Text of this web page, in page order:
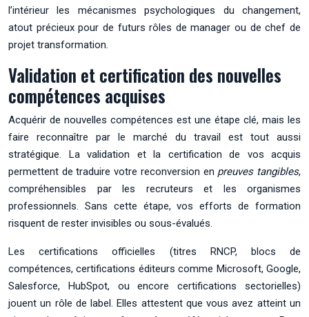
l’intérieur les mécanismes psychologiques du changement,
atout précieux pour de futurs rôles de manager ou de chef de
projet transformation.
Validation et certification des nouvelles
compétences acquises
Acquérir de nouvelles compétences est une étape clé, mais les
faire reconnaître par le marché du travail est tout aussi
stratégique. La validation et la certification de vos acquis
permettent de traduire votre reconversion en preuves tangibles,
compréhensibles par les recruteurs et les organismes
professionnels. Sans cette étape, vos efforts de formation
risquent de rester invisibles ou sous-évalués.
Les certifications officielles (titres RNCP, blocs de
compétences, certifications éditeurs comme Microsoft, Google,
Salesforce, HubSpot, ou encore certifications sectorielles)
jouent un rôle de label. Elles attestent que vous avez atteint un